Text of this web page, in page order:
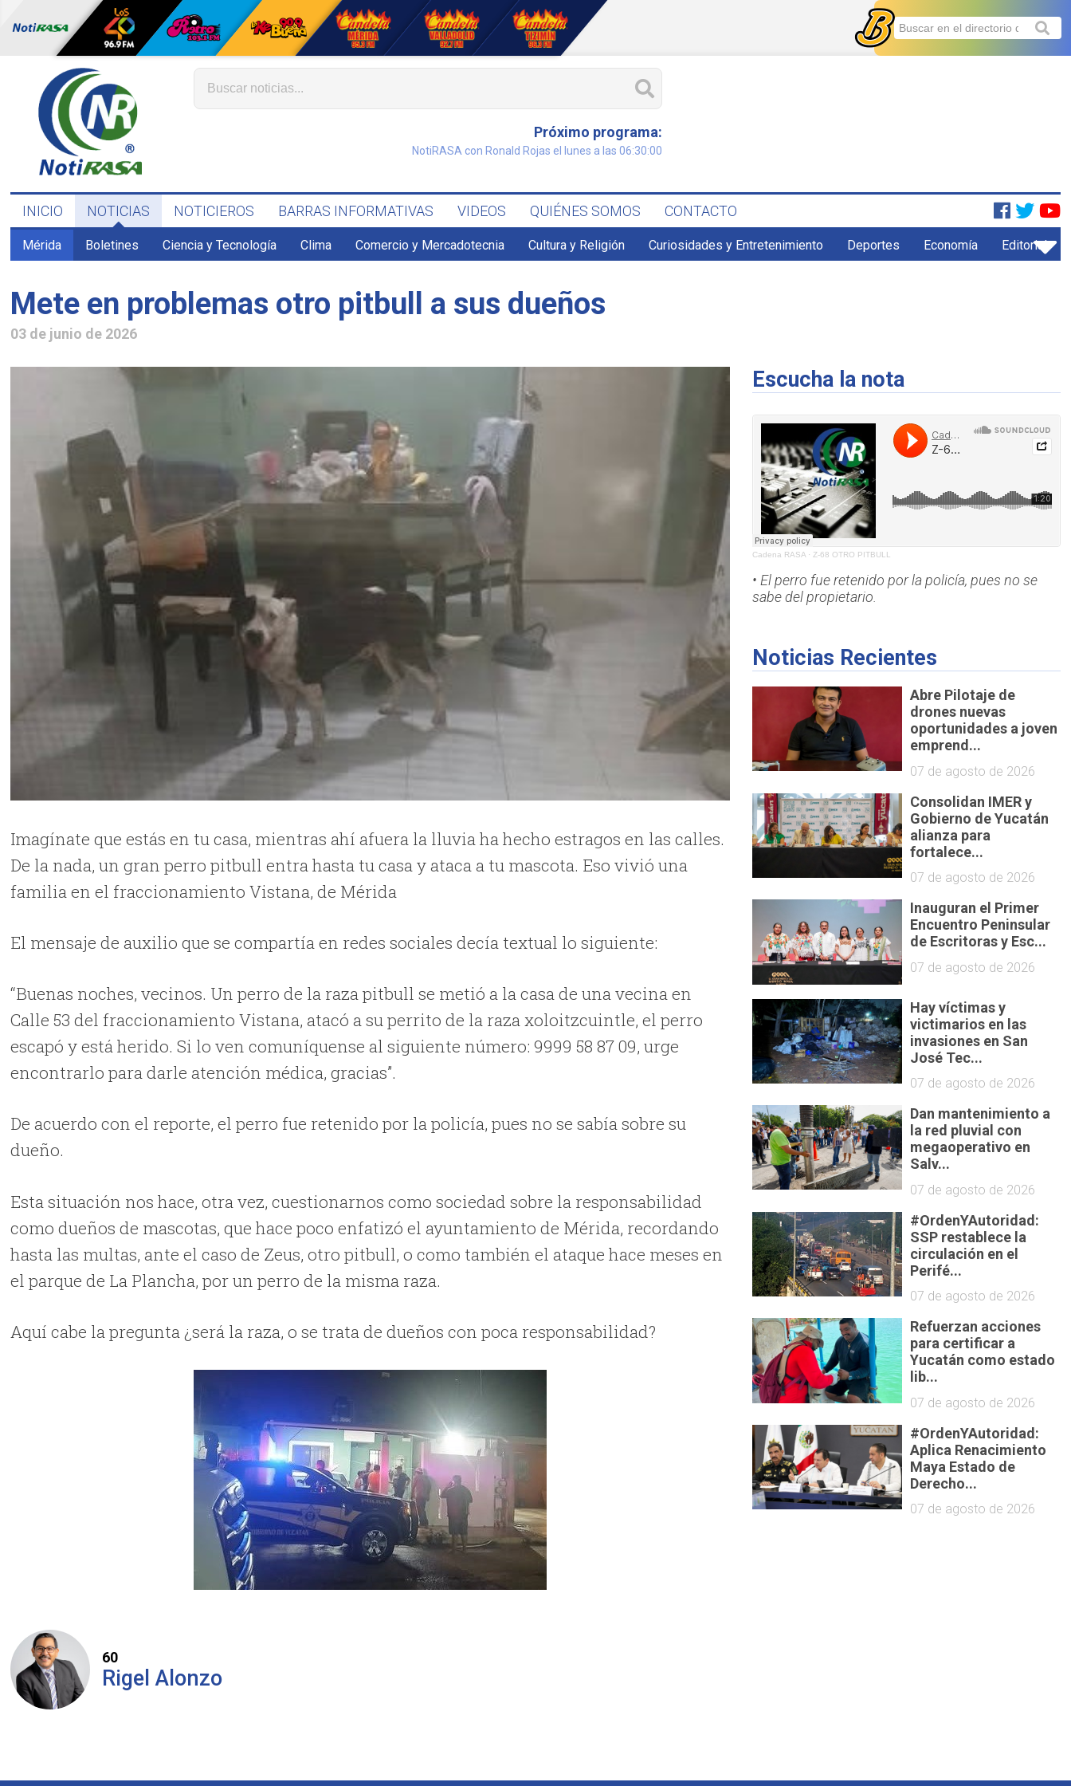
Próximo programa:
NotiRASA con Ronald Rojas el lunes a las 06:30:00
INICIO NOTICIAS NOTICIEROS BARRAS INFORMATIVAS VIDEOS QUIÉNES SOMOS CONTACTO
Mérida Boletines Ciencia y Tecnología Clima Comercio y Mercadotecnia Cultura y Religión Curiosidades y Entretenimiento Deportes Economía Editorial
Mete en problemas otro pitbull a sus dueños
03 de junio de 2026
Imagínate que estás en tu casa, mientras ahí afuera la lluvia ha hecho estragos en las calles.
De la nada, un gran perro pitbull entra hasta tu casa y ataca a tu mascota. Eso vivió una
familia en el fraccionamiento Vistana, de Mérida
El mensaje de auxilio que se compartía en redes sociales decía textual lo siguiente:
“Buenas noches, vecinos. Un perro de la raza pitbull se metió a la casa de una vecina en
Calle 53 del fraccionamiento Vistana, atacó a su perrito de la raza xoloitzcuintle, el perro
escapó y está herido. Si lo ven comuníquense al siguiente número: 9999 58 87 09, urge
encontrarlo para darle atención médica, gracias”.
De acuerdo con el reporte, el perro fue retenido por la policía, pues no se sabía sobre su
dueño.
Esta situación nos hace, otra vez, cuestionarnos como sociedad sobre la responsabilidad
como dueños de mascotas, que hace poco enfatizó el ayuntamiento de Mérida, recordando
hasta las multas, ante el caso de Zeus, otro pitbull, o como también el ataque hace meses en
el parque de La Plancha, por un perro de la misma raza.
Aquí cabe la pregunta ¿será la raza, o se trata de dueños con poca responsabilidad?
60
Rigel Alonzo
Escucha la nota
Cadena RASA· Z-68 OTRO PITBULL
• El perro fue retenido por la policía, pues no se
sabe del propietario.
Noticias Recientes
Abre Pilotaje de
drones nuevas
oportunidades a joven
emprend...
07 de agosto de 2026
Consolidan IMER y
Gobierno de Yucatán
alianza para
fortalece...
07 de agosto de 2026
Inauguran el Primer
Encuentro Peninsular
de Escritoras y Esc...
07 de agosto de 2026
Hay víctimas y
victimarios en las
invasiones en San
José Tec...
07 de agosto de 2026
Dan mantenimiento a
la red pluvial con
megaoperativo en
Salv...
07 de agosto de 2026
#OrdenYAutoridad:
SSP restablece la
circulación en el
Perifé...
07 de agosto de 2026
Refuerzan acciones
para certificar a
Yucatán como estado
lib...
07 de agosto de 2026
#OrdenYAutoridad:
Aplica Renacimiento
Maya Estado de
Derecho...
07 de agosto de 2026